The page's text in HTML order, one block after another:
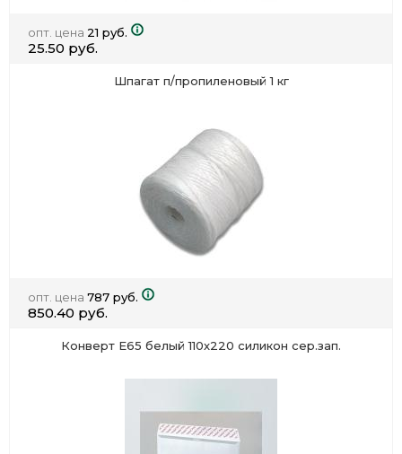
опт. цена 21 руб.
25.50 руб.
Шпагат п/пропиленовый 1 кг
опт. цена 787 руб.
850.40 руб.
Конверт Е65 белый 110х220 силикон сер.зап.